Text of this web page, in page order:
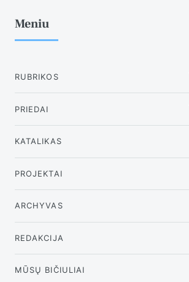
Meniu
RUBRIKOS
PRIEDAI
KATALIKAS
PROJEKTAI
ARCHYVAS
REDAKCIJA
MŪSŲ BIČIULIAI